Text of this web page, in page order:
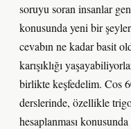
soruyu soran insanlar
konusunda yeni bir
cevabın ne kadar basit
karışıklığı
birlikte keşfedelim. Cos
derslerinde, özellikle
hesaplanması